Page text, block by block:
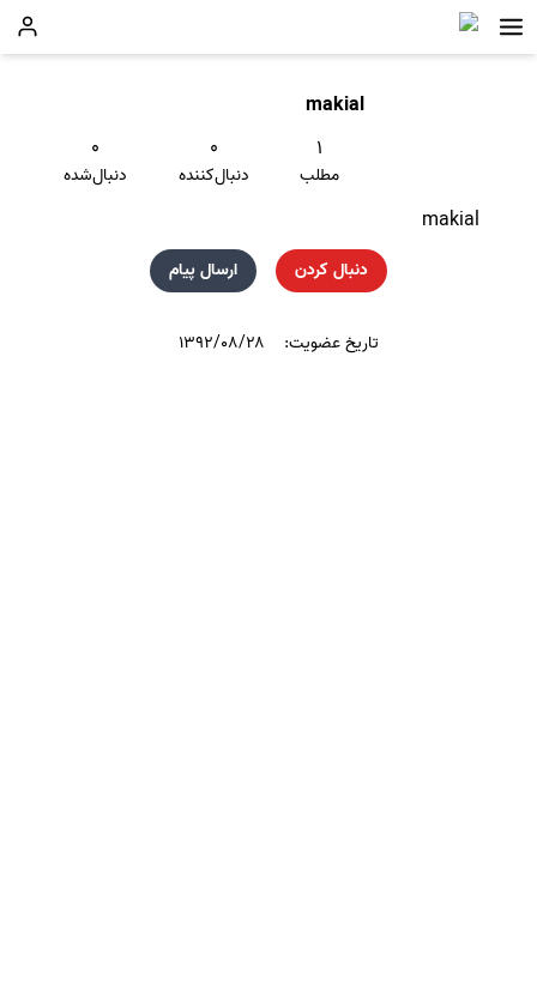
makial
۱
مطلب
۰
دنبال‌کننده
۰
دنبال‌شده
makial
دنبال کردن ارسال پیام
تاریخ عضویت: ۱۳۹۲/۰۸/۲۸